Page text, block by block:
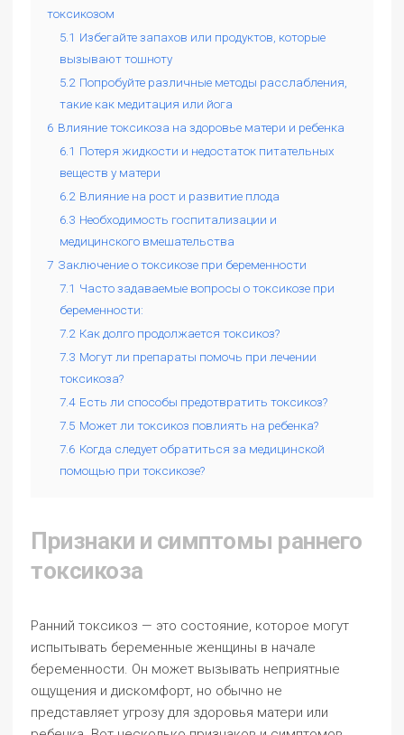
токсикозом
5.1 Избегайте запахов или продуктов, которые
вызывают тошноту
5.2 Попробуйте различные методы расслабления,
такие как медитация или йога
6 Влияние токсикоза на здоровье матери и ребенка
6.1 Потеря жидкости и недостаток питательных
веществ у матери
6.2 Влияние на рост и развитие плода
6.3 Необходимость госпитализации и
медицинского вмешательства
7 Заключение о токсикозе при беременности
7.1 Часто задаваемые вопросы о токсикозе при
беременности:
7.2 Как долго продолжается токсикоз?
7.3 Могут ли препараты помочь при лечении
токсикоза?
7.4 Есть ли способы предотвратить токсикоз?
7.5 Может ли токсикоз повлиять на ребенка?
7.6 Когда следует обратиться за медицинской
помощью при токсикозе?
Признаки и симптомы раннего
токсикоза
Ранний токсикоз — это состояние, которое могут
испытывать беременные женщины в начале
беременности. Он может вызывать неприятные
ощущения и дискомфорт, но обычно не
представляет угрозу для здоровья матери или